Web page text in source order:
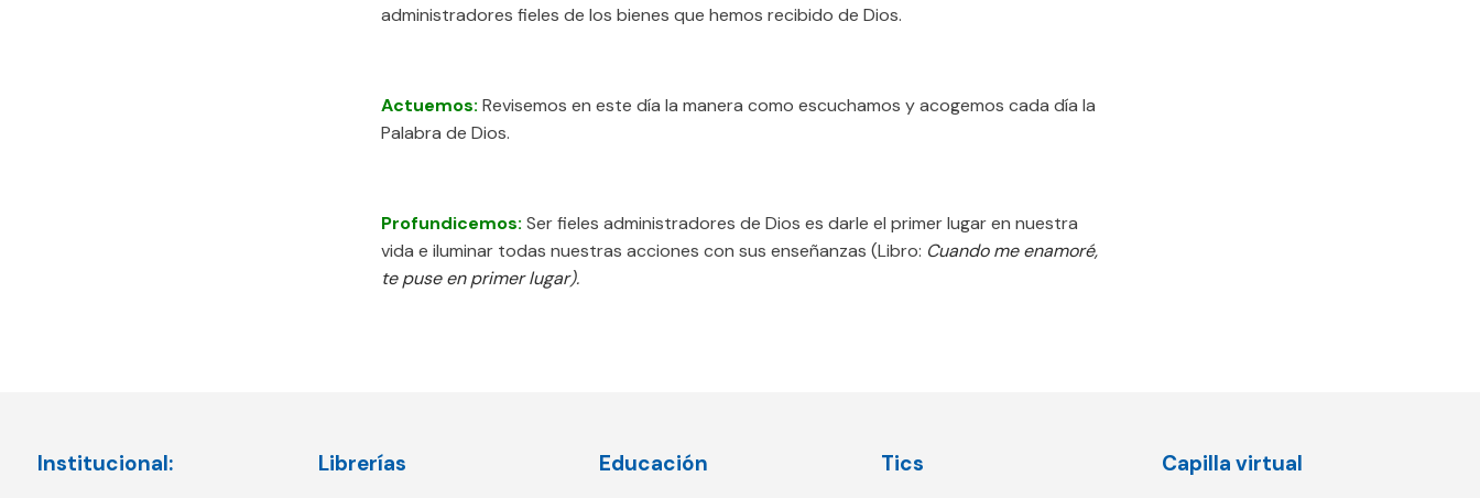
administradores fieles de los bienes que hemos recibido de Dios.
Actuemos: Revisemos en este día la manera como escuchamos y acogemos cada día la
Palabra de Dios.
Profundicemos: Ser fieles administradores de Dios es darle el primer lugar en nuestra
vida e iluminar todas nuestras acciones con sus enseñanzas (Libro: Cuando me enamoré,
te puse en primer lugar).
Institucional: Librerías Educación Tics Capilla virtual